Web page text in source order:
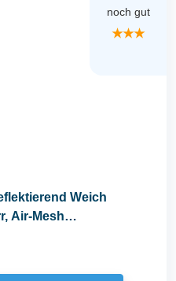
noch gut
★★★
Weich
Air-Mesh